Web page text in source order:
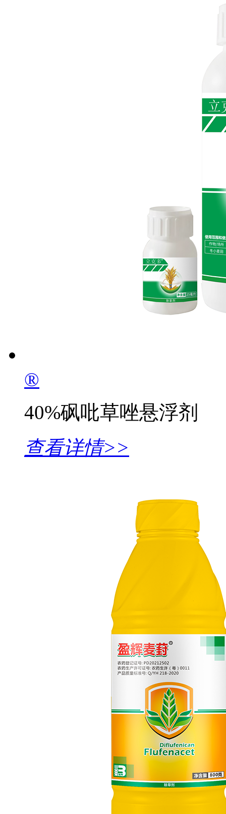
®
40%砜吡草唑悬浮剂
查看详情>>